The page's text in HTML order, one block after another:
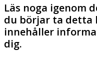
Läs noga igenom
du börjar ta detta
innehåller
dig.